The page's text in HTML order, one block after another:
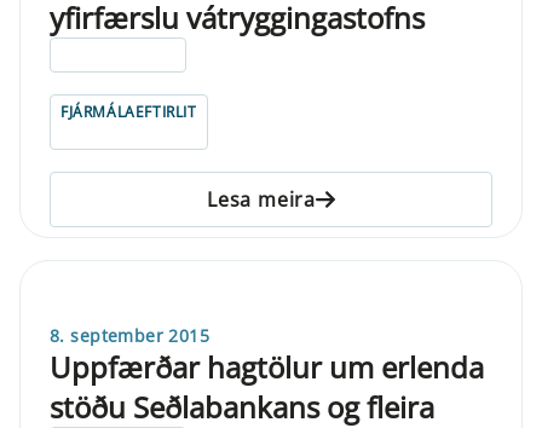
yfirfærslu vátryggingastofns
FJÁRMÁLAEFTIRLIT
Lesa meira
8. september 2015
Uppfærðar hagtölur um erlenda
stöðu Seðlabankans og fleira